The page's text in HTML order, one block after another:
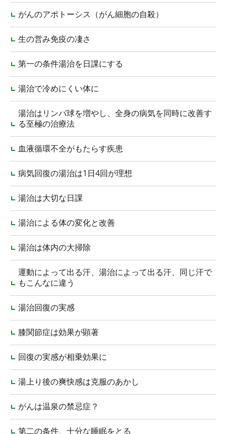
がんのアポトーシス（がん細胞の自殺）
生の営み免疫の凄さ
第一の条件湯治を日課にする
湯治で冷めにくい体に
湯治はリンパ球を増やし、全身の病気を同時に改善す
る至極の治療法
血液循環不全がもたらす疾患
病気回復の湯治は1日4回が理想
湯治は大切な日課
湯治による体の変化と改善
湯治は体内の大掃除
運動によって出る汗、湯治によって出る汗、同じ汗で
もこんなに違う
湯治回復の実感
膝関節症は効果が顕著
回復の実感が相乗効果に
湯上り後の爽快感は克服のあかし
がんは温泉の禁忌症？
第二の条件、十分な睡眠をとる